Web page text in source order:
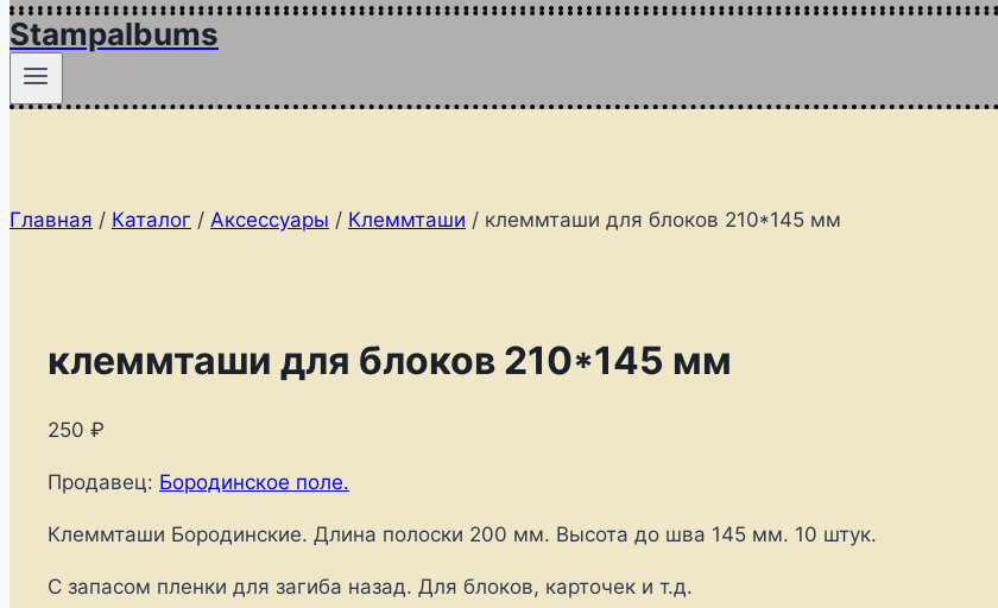
Stampalbums
Главная / Каталог / Аксессуары / Клеммташи / клеммташи для блоков 210*145 мм
клеммташи для блоков 210*145 мм
250 ₽
Продавец: Бородинское поле.
Клеммташи Бородинские. Длина полоски 200 мм. Высота до шва 145 мм. 10 штук.
С запасом пленки для загиба назад. Для блоков, карточек и т.д.